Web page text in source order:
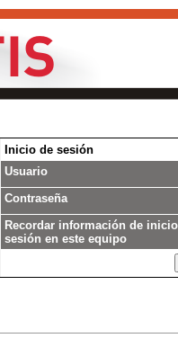
Inicio de sesión
Usuario
Contraseña
Recordar información de
sesión en este equipo